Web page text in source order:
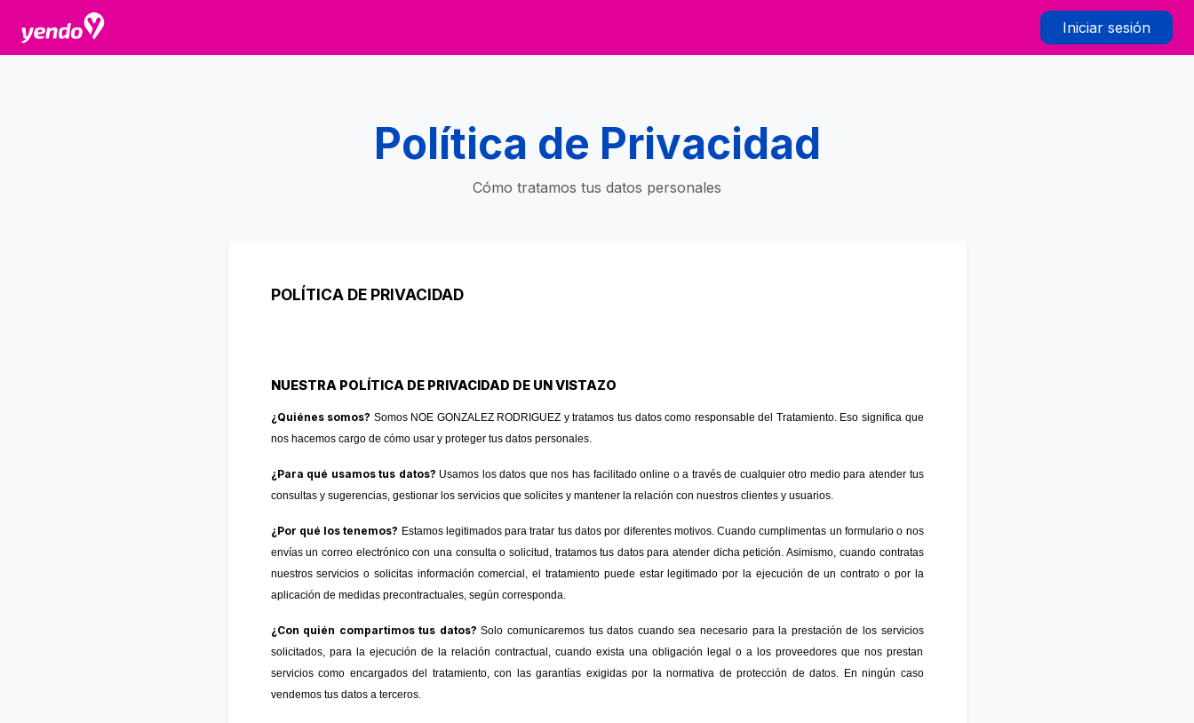
Iniciar sesión
Política de Privacidad
Cómo tratamos tus datos personales
POLÍTICA DE PRIVACIDAD
NUESTRA POLÍTICA DE PRIVACIDAD DE UN VISTAZO
¿Quiénes somos? Somos NOE GONZALEZ RODRIGUEZ y tratamos tus datos como responsable del Tratamiento. Eso significa que
nos hacemos cargo de cómo usar y proteger tus datos personales.
¿Para qué usamos tus datos? Usamos los datos que nos has facilitado online o a través de cualquier otro medio para atender tus
consultas y sugerencias, gestionar los servicios que solicites y mantener la relación con nuestros clientes y usuarios.
¿Por qué los tenemos? Estamos legitimados para tratar tus datos por diferentes motivos. Cuando cumplimentas un formulario o nos
envías un correo electrónico con una consulta o solicitud, tratamos tus datos para atender dicha petición. Asimismo, cuando contratas
nuestros servicios o solicitas información comercial, el tratamiento puede estar legitimado por la ejecución de un contrato o por la
aplicación de medidas precontractuales, según corresponda.
¿Con quién compartimos tus datos? Solo comunicaremos tus datos cuando sea necesario para la prestación de los servicios
solicitados, para la ejecución de la relación contractual, cuando exista una obligación legal o a los proveedores que nos prestan
servicios como encargados del tratamiento, con las garantías exigidas por la normativa de protección de datos. En ningún caso
vendemos tus datos a terceros.